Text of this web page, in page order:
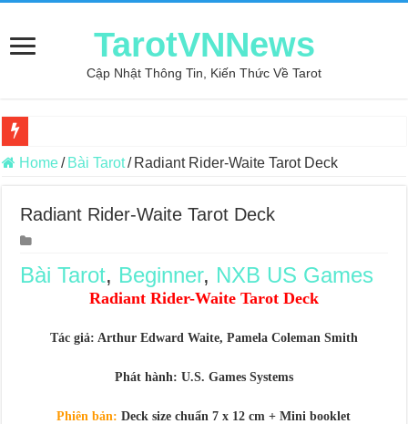
TarotVNNews
Cập Nhật Thông Tin, Kiến Thức Về Tarot
Review may áo thun tại xưởng may Dony
Konxari Cards – Trải Nghiệm Kết Nối Với Thế Giới Tâm Linh
Journey Of Love Oracle – Lá Số 70: Heaven
Journey Of Love Oracle – Lá Số 68: Drop Into Your Heart
Journey Of Love Oracle – Lá Số 67: The Swan
Journey Of Love Oracle – Lá Số 66: Coming Together
Home/ Bài Tarot/ Radiant Rider-Waite Tarot Deck
Radiant Rider-Waite Tarot Deck
Bài Tarot, Beginner, NXB US Games
Radiant Rider-Waite Tarot Deck
Tác giả: Arthur Edward Waite, Pamela Coleman Smith
Phát hành: U.S. Games Systems
Phiên bản: Deck size chuẩn 7 x 12 cm + Mini booklet